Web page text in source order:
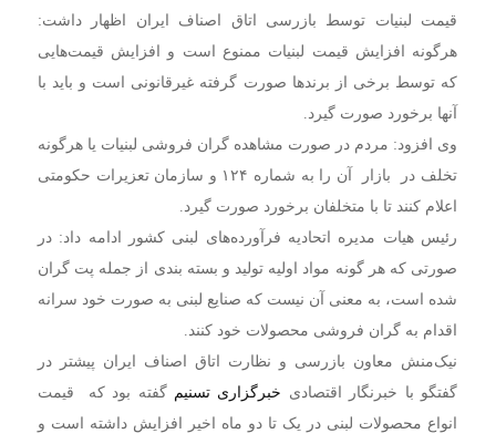
قیمت لبنیات توسط بازرسی اتاق اصناف ایران اظهار داشت:
هرگونه افزایش قیمت لبنیات ممنوع است و افزایش قیمت‌هایی
که توسط برخی از برندها صورت گرفته غیرقانونی است و باید با
آنها برخورد صورت گیرد.
وی افزود: مردم در صورت مشاهده گران فروشی لبنیات یا هرگونه
تخلف در بازار آن را به شماره ۱۲۴ و سازمان تعزیرات حکومتی
اعلام کنند تا با متخلفان برخورد صورت گیرد.
رئیس هیات مدیره اتحادیه فرآورده‌های لبنی کشور ادامه داد: در
صورتی که هر گونه مواد اولیه تولید و بسته بندی از جمله پت گران
شده است، به معنی آن نیست که صنایع لبنی به صورت خود سرانه
اقدام به گران فروشی محصولات خود کنند.
نیک‌منش معاون بازرسی و نظارت اتاق اصناف ایران پیشتر در
گفتگو با خبرنگار اقتصادی خبرگزاری تسنیم گفته بود که قیمت
انواع محصولات لبنی در یک تا دو ماه اخیر افزایش داشته است و